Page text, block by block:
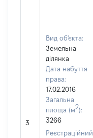
3
Вид об'єкта:
Земельна
ділянка
Дата набуття
права:
17.02.2016
Загальна
площа (м2):
3266
Реєстраційний